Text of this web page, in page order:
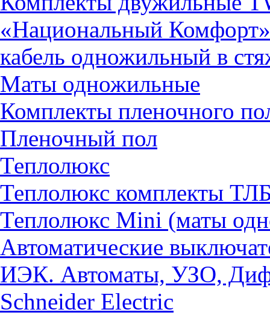
«Национальный Комфорт»
кабель одножильный в
Маты одножильные
Комплекты пленочного
Пленочный пол
Теплолюкс
Теплолюкс комплекты
Теплолюкс Mini (маты
Автоматические
ИЭК. Автоматы, УЗО,
Schneider Electric